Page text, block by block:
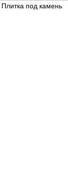
Плитка под камень